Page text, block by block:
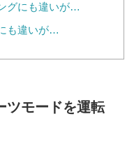
グにも違いが…
も違いが…
ツモードを運転